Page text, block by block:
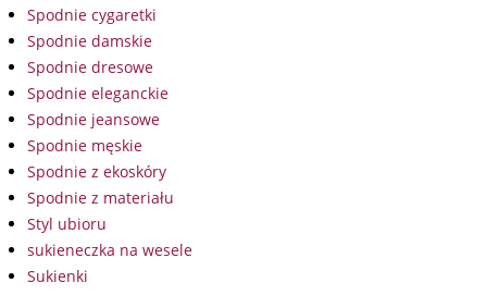
Spodnie cygaretki
Spodnie damskie
Spodnie dresowe
Spodnie eleganckie
Spodnie jeansowe
Spodnie męskie
Spodnie z ekoskóry
Spodnie z materiału
Styl ubioru
sukieneczka na wesele
Sukienki